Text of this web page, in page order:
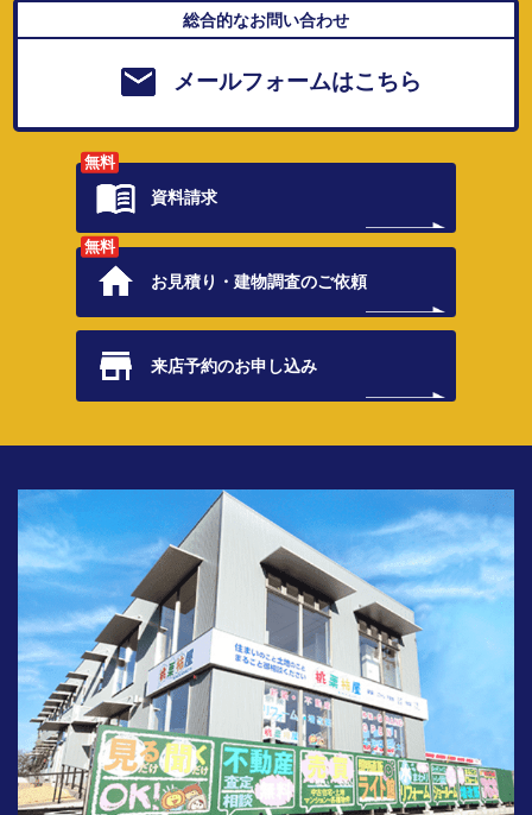
総合的なお問い合わせ
メールフォームはこちら
無料
資料請求
無料
お見積り・建物調査のご依頼
来店予約のお申し込み